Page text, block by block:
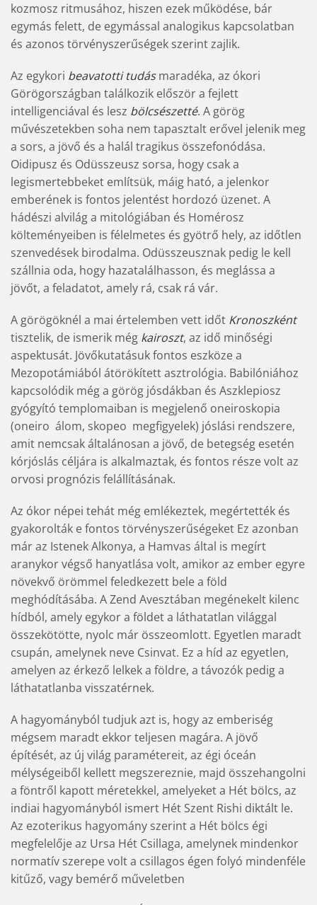
kozmosz ritmusához, hiszen ezek működése, bár
egymás felett, de egymással analogikus kapcsolatban
és azonos törvényszerűségek szerint zajlik.
Az egykori beavatotti tudásmaradéka, az ókori
Görögországban találkozik először a fejlett
intelligenciával és lesz bölcsészetté. A görög
művészetekben soha nem tapasztalt erővel jelenik meg
a sors, a jövő és a halál tragikus összefonódása.
Oidipusz és Odüsszeusz sorsa, hogy csak a
legismertebbeket említsük, máig ható, a jelenkor
emberének is fontos jelentést hordozó üzenet. A
hádészi alvilág a mitológiában és Homérosz
költeményeiben is félelmetes és gyötrő hely, az időtlen
szenvedések birodalma. Odüsszeusznak pedig le kell
szállnia oda, hogy hazatalálhasson, és meglássa a
jövőt, a feladatot, amely rá, csak rá vár.
A görögöknél a mai értelemben vett időt Kronoszként
tisztelik, de ismerik még kairoszt, az idő minőségi
aspektusát. Jövőkutatásuk fontos eszköze a
Mezopotámiából átörökített asztrológia. Babilóniához
kapcsolódik még a görög jósdákban és Aszklepiosz
gyógyító templomaiban is megjelenő oneiroskopia
(oneiro  álom, skopeo  megfigyelek) jóslási rendszere,
amit nemcsak általánosan a jövő, de betegség esetén
kórjóslás céljára is alkalmaztak, és fontos része volt az
orvosi prognózis felállításának.
Az ókor népei tehát még emlékeztek, megértették és
gyakorolták e fontos törvényszerűségeket Ez azonban
már az Istenek Alkonya, a Hamvas által is megírt
aranykor végső hanyatlása volt, amikor az ember egyre
növekvő örömmel feledkezett bele a föld
meghódításába. A Zend Avesztában megénekelt kilenc
hídból, amely egykor a földet a láthatatlan világgal
összekötötte, nyolc már összeomlott. Egyetlen maradt
csupán, amelynek neve Csinvat. Ez a híd az egyetlen,
amelyen az érkező lelkek a földre, a távozók pedig a
láthatatlanba visszatérnek.
A hagyományból tudjuk azt is, hogy az emberiség
mégsem maradt ekkor teljesen magára. A jövő
építését, az új világ paramétereit, az égi óceán
mélységeiből kellett megszereznie, majd összehangolni
a föntről kapott méretekkel, amelyeket a Hét bölcs, az
indiai hagyományból ismert Hét Szent Rishi diktált le.
Az ezoterikus hagyomány szerint a Hét bölcs égi
megfelelője az Ursa Hét Csillaga, amelynek mindenkor
normatív szerepe volt a csillagos égen folyó mindenféle
kitűző, vagy bemérő műveletben